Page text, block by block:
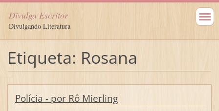
Divulga Escritor
Divulgando Literatura
Etiqueta: Rosana
Polícia - por Rô Mierling